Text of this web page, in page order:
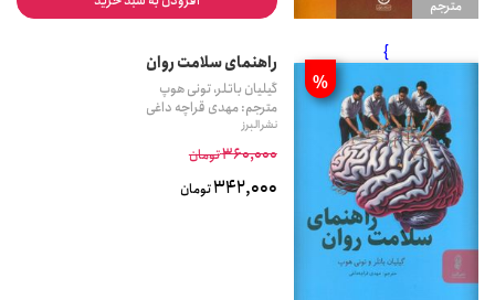
مترجم
}
%
راهنمای سلامت روان
گیلیان باتلر، تونی هوپ
مترجم: مهدی قراچه داغی
نشر البرز
360,000تومان
342,000تومان